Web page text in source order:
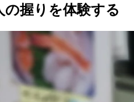
握りを体験する